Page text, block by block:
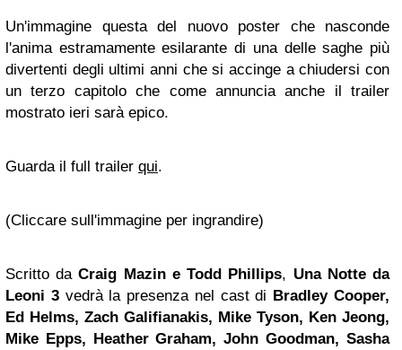
Un'immagine questa del nuovo poster che nasconde
l'anima estramamente esilarante di una delle saghe più
divertenti degli ultimi anni che si accinge a chiudersi con
un terzo capitolo che come annuncia anche il trailer
mostrato ieri sarà epico.
Guarda il full trailer qui.
(Cliccare sull'immagine per ingrandire)
Scritto daCraig Mazin e Todd Phillips, Una Notte da
Leoni 3 vedrà la presenza nel cast di Bradley Cooper,
Ed Helms, Zach Galifianakis, Mike Tyson, Ken Jeong,
Mike Epps, Heather Graham, John Goodman, Sasha